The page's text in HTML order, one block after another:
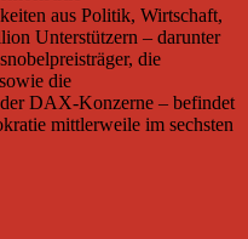
aus Politik, Wirtschaft,
Unterstützern – darunter
die
die
DAX-Konzerne – befindet
mittlerweile im sechsten